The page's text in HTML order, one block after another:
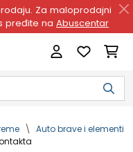
Za maloprodajni
pređite na Abuscentar
Auto brave i elementi